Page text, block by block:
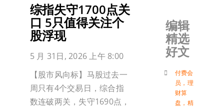
综指失守1700点关
口 5只值得关注个
股浮现
5 月 31日, 2026 上午 8:00
【股市风向标】马股过去一
周只有4个交易日，综合指
数连破两关，失守1690点，
编辑
精选
好文
付费会
员 ， 理
财算
盘 ， 精